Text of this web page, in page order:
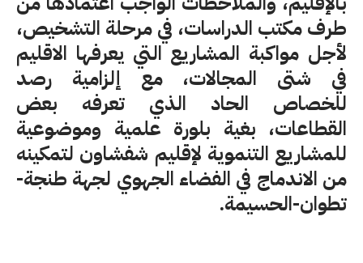
طرف مكتب الدراسات، في مرحلة التشخيص،
لأجل مواكبة المشاريع التي يعرفها الاقليم
في شتى المجالات، مع إلزامية رصد
للخصاص الحاد الذي تعرفه بعض
القطاعات، بغية بلورة علمية وموضوعية
للمشاريع التنموية لإقليم شفشاون لتمكينه
من الاندماج في الفضاء الجهوي لجهة طنجة-
تطوان-الحسيمة.